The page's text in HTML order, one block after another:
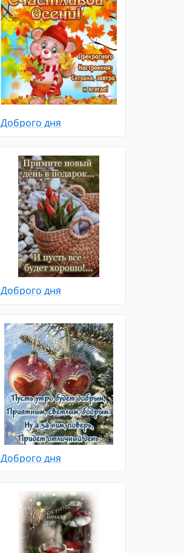
Доброго дня
Доброго дня
Доброго дня